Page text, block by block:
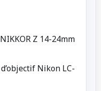
Z 14-24mm
Nikon LC-